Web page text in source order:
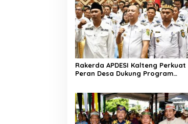
Rakerda APDESI Kalteng Perkuat
Peran Desa Dukung Program